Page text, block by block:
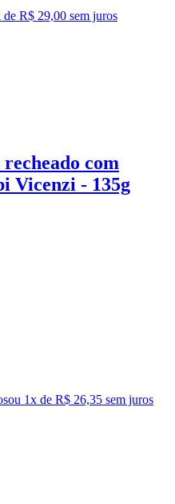
de R$ 29,00 sem juros
com
Vicenzi - 135g
ou 1x de R$ 26,35 sem juros